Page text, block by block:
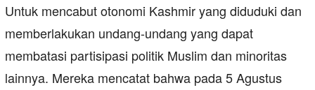
Untuk mencabut otonomi Kashmir yang diduduki dan
memberlakukan undang-undang yang dapat
membatasi partisipasi politik Muslim dan minoritas
lainnya. Mereka mencatat bahwa pada 5 Agustus